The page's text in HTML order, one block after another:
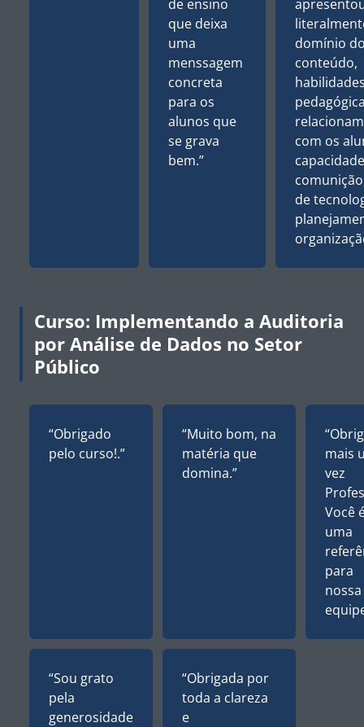
de ensino
que deixa
uma
menssagem
concreta
para os
alunos que
se grava
bem.”
domínio
conteúdo,
com os
de
Curso: Implementando a Auditoria
por Análise de Dados no Setor
Público
“Obrigado
pelo curso!.”
“Muito bom, na
matéria que
domina.”
mais
vez
Você
uma
para
nossa
“Sou grato
pela
generosidade
“Obrigada por
toda a clareza
e